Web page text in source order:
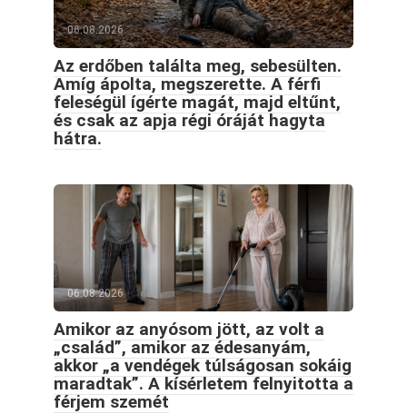
06.08.2026
Az erdőben találta meg, sebesülten.
Amíg ápolta, megszerette. A férfi
feleségül ígérte magát, majd eltűnt,
és csak az apja régi óráját hagyta
hátra.
06.08.2026
Amikor az anyósom jött, az volt a
„család”, amikor az édesanyám,
akkor „a vendégek túlságosan sokáig
maradtak”. A kísérletem felnyitotta a
férjem szemét